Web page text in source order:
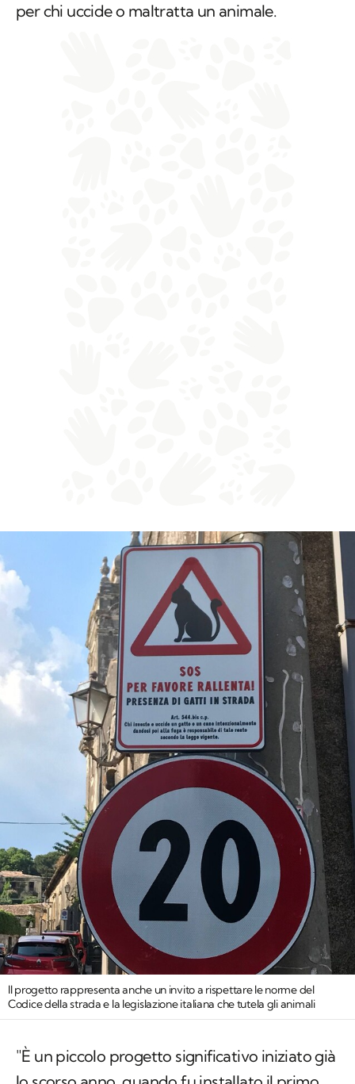
per chi uccide o maltratta un animale.
Il progetto rappresenta anche un invito a rispettare le norme del
Codice della strada e la legislazione italiana che tutela gli animali
"È un piccolo progetto significativo iniziato già